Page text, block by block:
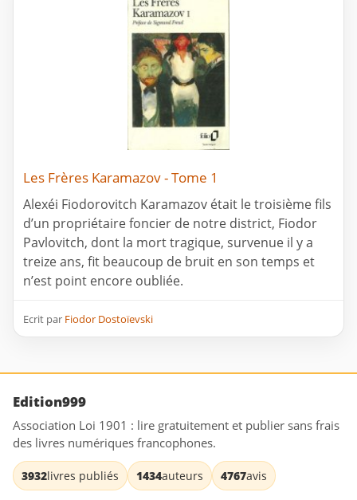
Les Frères Karamazov - Tome 1
Alexéi Fiodorovitch Karamazov était le troisième fils
d’un propriétaire foncier de notre district, Fiodor
Pavlovitch, dont la mort tragique, survenue il y a
treize ans, fit beaucoup de bruit en son temps et
n’est point encore oubliée.
Ecrit par Fiodor Dostoïevski
Edition999
Association Loi 1901 : lire gratuitement et publier sans frais
des livres numériques francophones.
3932livres publiés 1434auteurs 4767avis